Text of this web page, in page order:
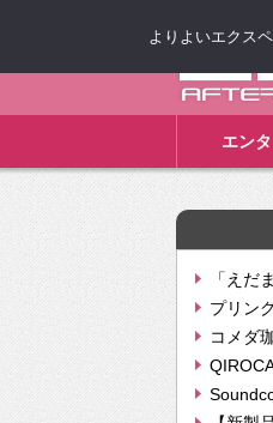
エン
「えだ
プリン
コメダ
よりよいエクス